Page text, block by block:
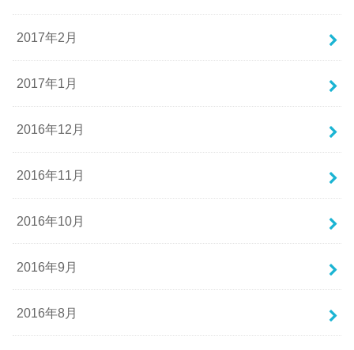
2017年2月
2017年1月
2016年12月
2016年11月
2016年10月
2016年9月
2016年8月